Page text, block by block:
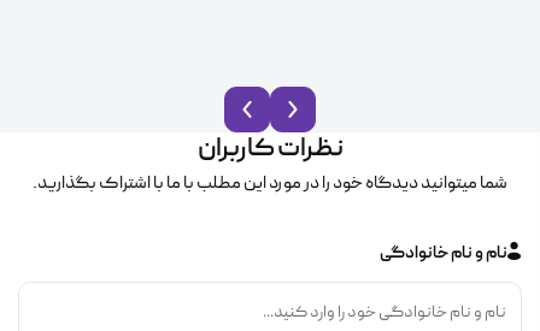
نظرات کاربران
شما میتوانید دیدگاه خود را در مورد این مطلب با ما با اشتراک بگذارید.
نام و نام خانوادگی